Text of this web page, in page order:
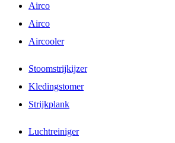
Airco
Airco
Aircooler
Stoomstrijkijzer
Kledingstomer
Strijkplank
Luchtreiniger